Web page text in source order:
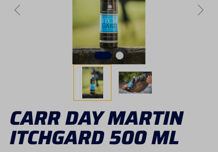
CARR DAY MARTIN
ITCHGARD 500 ML